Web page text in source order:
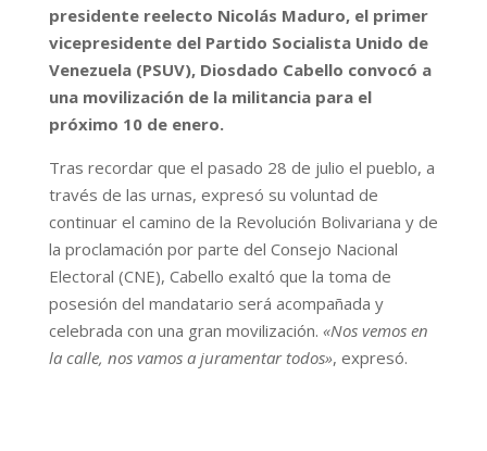
presidente reelecto Nicolás Maduro, el primer
vicepresidente del Partido Socialista Unido de
Venezuela (PSUV), Diosdado Cabello convocó a
una movilización de la militancia para el
próximo 10 de enero.
Tras recordar que el pasado 28 de julio el pueblo, a
través de las urnas, expresó su voluntad de
continuar el camino de la Revolución Bolivariana y de
la proclamación por parte del Consejo Nacional
Electoral (CNE), Cabello exaltó que la toma de
posesión del mandatario será acompañada y
celebrada con una gran movilización. «Nos vemos en
la calle, nos vamos a juramentar todos», expresó.